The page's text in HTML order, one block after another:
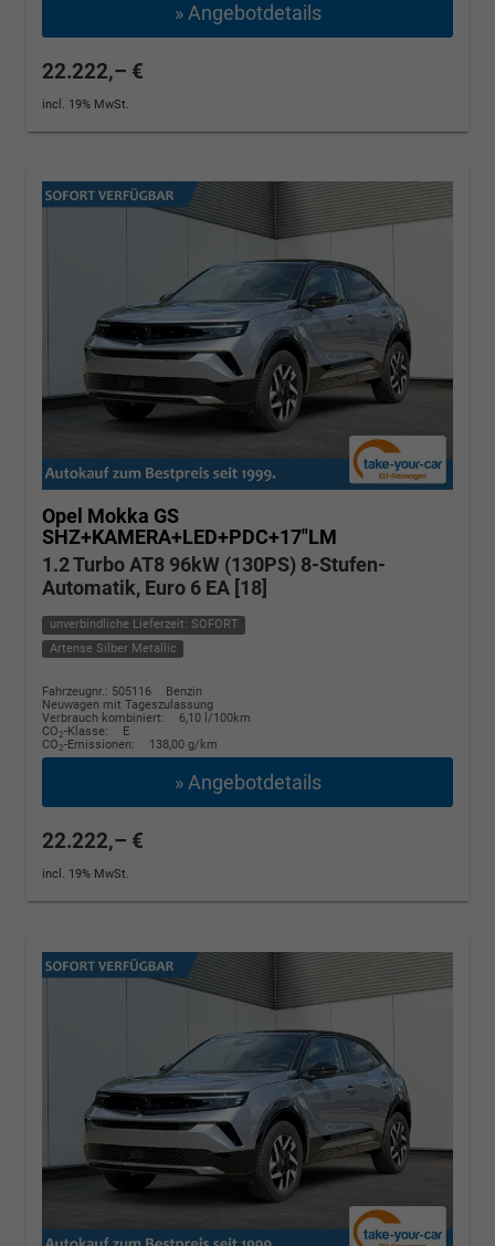
» Angebotdetails
22.222,– €
incl. 19% MwSt.
Opel Mokka GS
SHZ+KAMERA+LED+PDC+17"LM
1.2 Turbo AT8 96kW (130PS) 8-Stufen-
Automatik, Euro 6 EA [18]
unverbindliche Lieferzeit: SOFORT
Artense Silber Metallic
Fahrzeugnr.: 505116
Benzin
Neuwagen mit Tageszulassung
Verbrauch kombiniert:
6,10 l/100km
CO2-Klasse:
E
CO2-Emissionen: 138,00 g/km
» Angebotdetails
22.222,– €
incl. 19% MwSt.